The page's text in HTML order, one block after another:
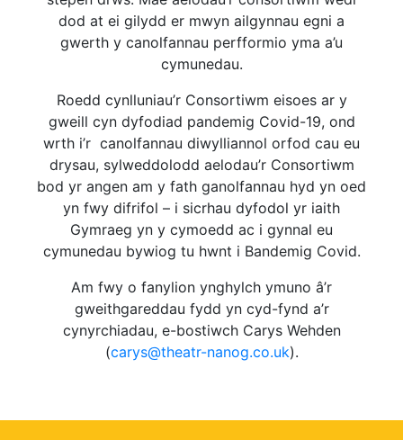
dod at ei gilydd er mwyn ailgynnau egni a
gwerth y canolfannau perfformio yma a’u
cymunedau.
Roedd cynlluniau’r Consortiwm eisoes ar y
gweill cyn dyfodiad pandemig Covid-19, ond
wrth i’r canolfannau diwylliannol orfod cau eu
drysau, sylweddolodd aelodau’r Consortiwm
bod yr angen am y fath ganolfannau hyd yn oed
yn fwy difrifol – i sicrhau dyfodol yr iaith
Gymraeg yn y cymoedd ac i gynnal eu
cymunedau bywiog tu hwnt i Bandemig Covid.
Am fwy o fanylion ynghylch ymuno â’r
gweithgareddau fydd yn cyd-fynd a’r
cynyrchiadau, e-bostiwch Carys Wehden
(carys@theatr-nanog.co.uk).